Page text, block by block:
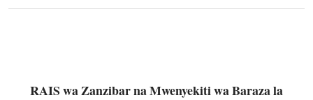
RAIS wa Zanzibar na Mwenyekiti wa Baraza la